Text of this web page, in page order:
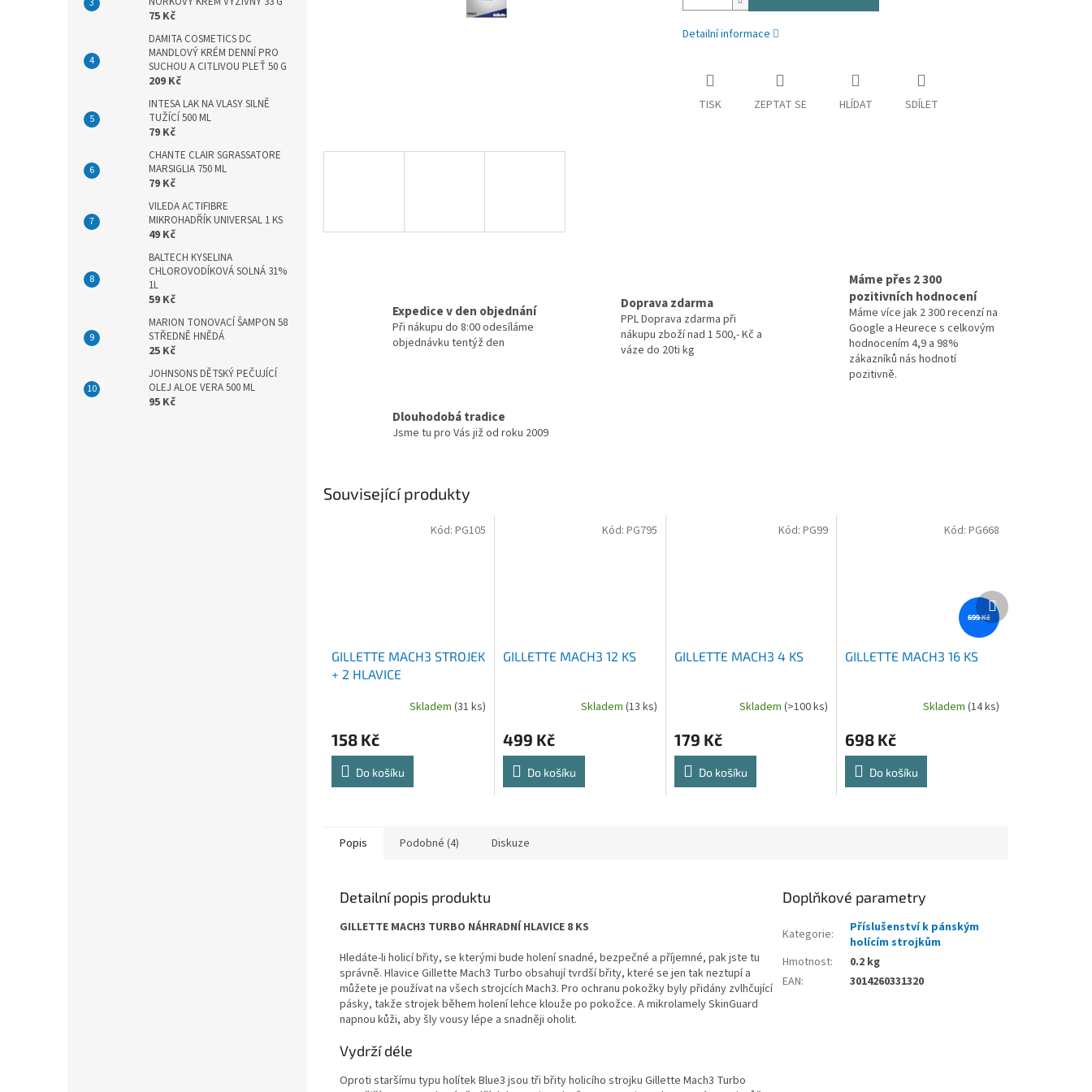
75 Kč
DAMITA COSMETICS DC
MANDLOVÝ KRÉM DENNÍ PRO
SUCHOU A CITLIVOU PLEŤ 50 G
209 Kč
INTESA LAK NA VLASY SILNĚ
TUŽÍCÍ 500 ML
79 Kč
CHANTE CLAIR SGRASSATORE
MARSIGLIA 750 ML
79 Kč
VILEDA ACTIFIBRE
MIKROHADŘÍK UNIVERSAL 1 KS
49 Kč
BALTECH KYSELINA
CHLOROVODÍKOVÁ SOLNÁ 31%
1L
59 Kč
MARION TONOVACÍ ŠAMPON 58
STŘEDNĚ HNĚDÁ
25 Kč
JOHNSONS DĚTSKÝ PEČUJÍCÍ
OLEJ ALOE VERA 500 ML
95 Kč
Detailní informace
TISK ZEPTAT SE HLÍDAT SDÍLET
Expedice v den objednání
Při nákupu do 8:00 odesíláme
objednávku tentýž den
Doprava zdarma
PPL Doprava zdarma při
nákupu zboží nad 1 500,- Kč a
váze do 20ti kg
Máme přes 2 300
pozitivních hodnocení
Máme více jak 2 300 recenzí na
Google a Heurece s celkovým
hodnocením 4,9 a 98%
zákazníků nás hodnotí
pozitivně.
Dlouhodobá tradice
Jsme tu pro Vás již od roku 2009
Související produkty
GILLETTE MACH3 STROJEK
+ 2 HLAVICE
Skladem (31 ks)
158 Kč
Do košíku
Kód: PG105
GILLETTE MACH3 12 KS
Skladem (13 ks)
499 Kč
Do košíku
Kód: PG795
GILLETTE MACH3 4 KS
Skladem(>100 ks)
179 Kč
Do košíku
Kód:PG99
699 Kč
GILLETTE MACH3 16 KS
Skladem (14 ks)
698 Kč
Do košíku
Kód: PG668
Další
produkt
Popis Podobné (4) Diskuze
Detailní popis produktu
GILLETTE MACH3 TURBO NÁHRADNÍ HLAVICE 8 KS
Hledáte-li holicí břity, se kterými bude holení snadné, bezpečné a příjemné, pak jste tu
správně. Hlavice Gillette Mach3 Turbo obsahují tvrdší břity, které se jen tak neztupí a
můžete je používat na všech strojcích Mach3. Pro ochranu pokožky byly přidány zvlhčující
pásky, takže strojek během holení lehce klouže po pokožce. A mikrolamely SkinGuard
napnou kůži, aby šly vousy lépe a snadněji oholit.
Vydrží déle
Oproti staršímu typu holítek Blue3 jsou tři břity holicího strojku Gillette Mach3 Turbo
Doplňkové parametry
Kategorie:
Příslušenství k pánským
holícím strojkům
Hmotnost:
0.2 kg
EAN: 3014260331320